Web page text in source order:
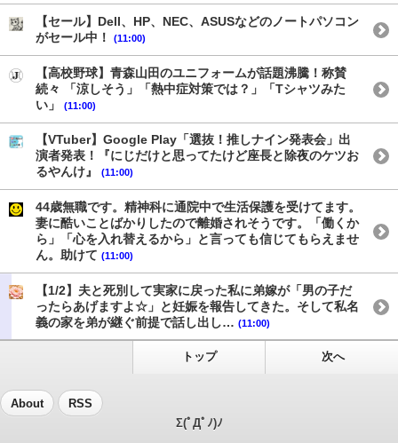
【セール】Dell、HP、NEC、ASUSなどのノートパソコン
がセール中！
(11:00)
【高校野球】青森山田のユニフォームが話題沸騰！称賛
続々 「涼しそう」「熱中症対策では？」「Tシャツみた
い」
(11:00)
【VTuber】Google Play「選抜！推しナイン発表会」出
演者発表！『にじだけと思ってたけど座長と除夜のケツお
るやんけ』
(11:00)
44歳無職です。精神科に通院中で生活保護を受けてます。
妻に酷いことばかりしたので離婚されそうです。「働くか
ら」「心を入れ替えるから」と言っても信じてもらえませ
ん。助けて (11:00)
【1/2】夫と死別して実家に戻った私に弟嫁が「男の子だ
ったらあげますよ☆」と妊娠を報告してきた。そして私名
義の家を弟が継ぐ前提で話し出し… (11:00)
トップ 次へ
About RSS
Σ(ﾟДﾟﾉ)ﾉ